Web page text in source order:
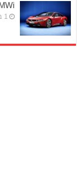
BMWi השקת הכוח של המחר
1 בנובמבר 2016